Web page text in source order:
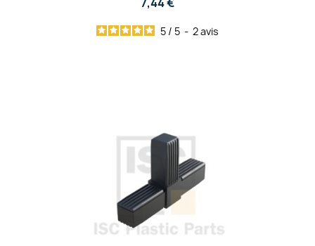
5 / 5 - 2avis